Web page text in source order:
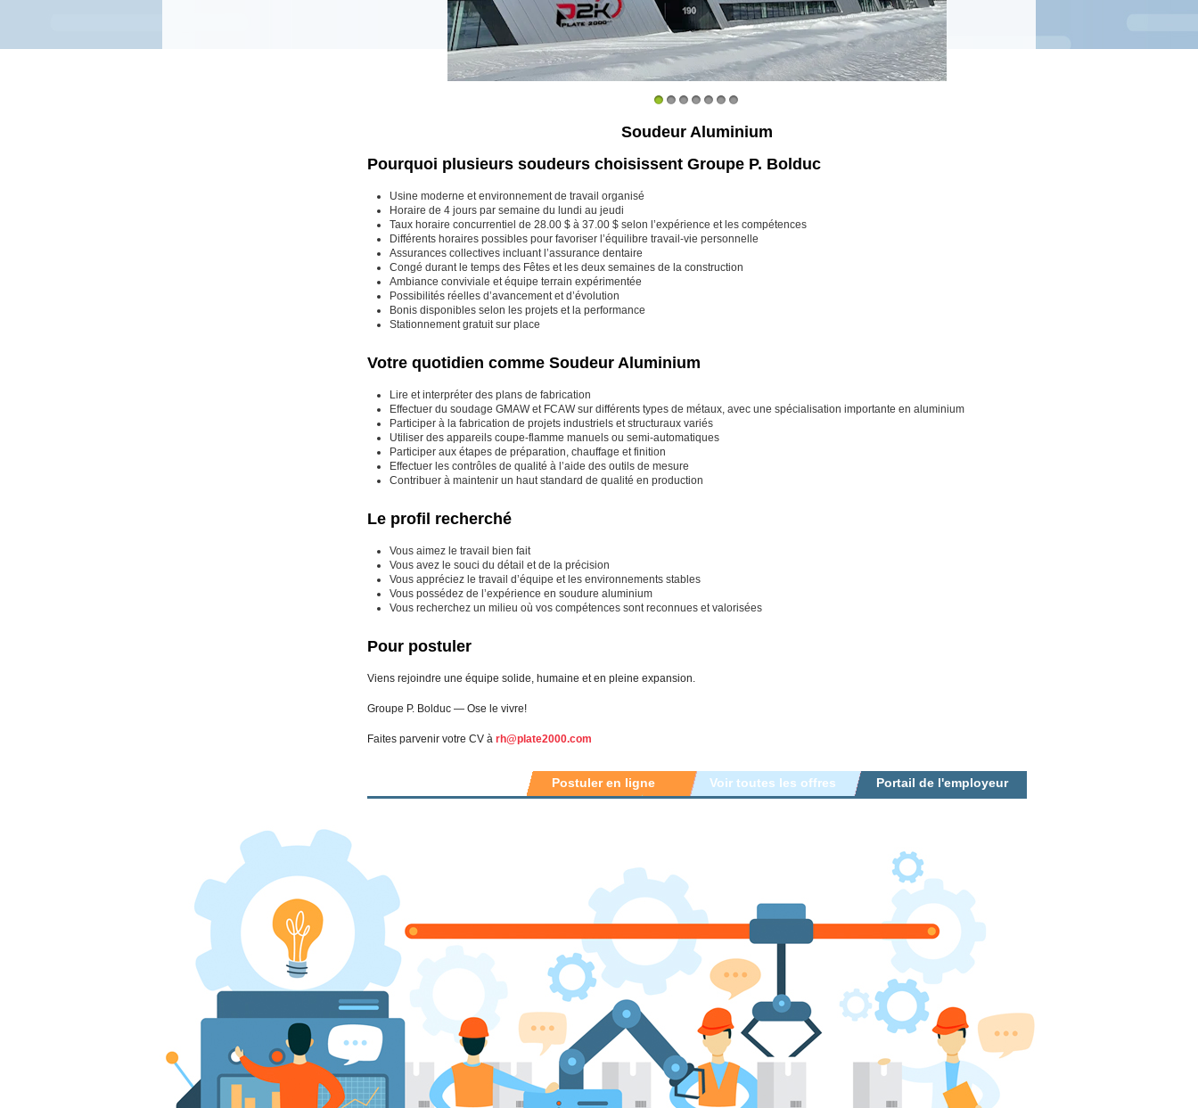
Soudeur Aluminium
Pourquoi plusieurs soudeurs choisissent Groupe P. Bolduc
Usine moderne et environnement de travail organisé
Horaire de 4 jours par semaine du lundi au jeudi
Taux horaire concurrentiel de 28.00 $ à 37.00 $ selon l’expérience et les compétences
Différents horaires possibles pour favoriser l’équilibre travail-vie personnelle
Assurances collectives incluant l’assurance dentaire
Congé durant le temps des Fêtes et les deux semaines de la construction
Ambiance conviviale et équipe terrain expérimentée
Possibilités réelles d’avancement et d’évolution
Bonis disponibles selon les projets et la performance
Stationnement gratuit sur place
Votre quotidien comme Soudeur Aluminium
Lire et interpréter des plans de fabrication
Effectuer du soudage GMAW et FCAW sur différents types de métaux, avec une spécialisation importante en aluminium
Participer à la fabrication de projets industriels et structuraux variés
Utiliser des appareils coupe-flamme manuels ou semi-automatiques
Participer aux étapes de préparation, chauffage et finition
Effectuer les contrôles de qualité à l’aide des outils de mesure
Contribuer à maintenir un haut standard de qualité en production
Le profil recherché
Vous aimez le travail bien fait
Vous avez le souci du détail et de la précision
Vous appréciez le travail d’équipe et les environnements stables
Vous possédez de l’expérience en soudure aluminium
Vous recherchez un milieu où vos compétences sont reconnues et valorisées
Pour postuler
Viens rejoindre une équipe solide, humaine et en pleine expansion.
Groupe P. Bolduc — Ose le vivre!
Faites parvenir votre CV à rh@plate2000.com
Portail de l'employeur
Voir toutes les offres
Postuler en ligne